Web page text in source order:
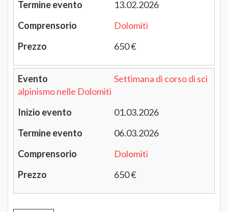
13.02.2026
Dolomiti
650 €
Settimana di corso di sci
alpinismo nelle Dolomiti
01.03.2026
06.03.2026
Dolomiti
650 €